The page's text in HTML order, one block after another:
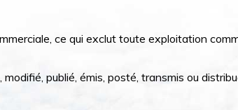
ce qui exclut toute exploitation
publié, émis, posté, transmis ou